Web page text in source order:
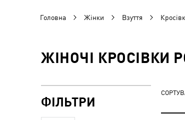
Головна Жінки Взуття
ЖІНОЧІ КРОСІВКИ
ФІЛЬТРИ